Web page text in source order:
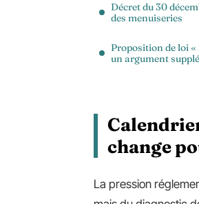
Décret du 30
des menuiseries
Proposition de loi
un argument
change
La pression